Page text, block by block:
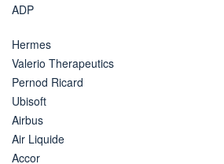
ADP
Hermes
Valerio Therapeutics
Pernod Ricard
Ubisoft
Airbus
Air Liquide
Accor